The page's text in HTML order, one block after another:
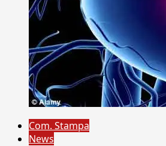
Com. Stampa
News